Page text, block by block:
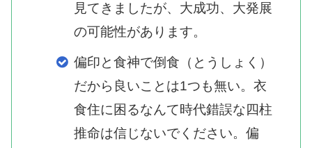
見てきましたが、大成功、大発展
の可能性があります。
偏印と食神で倒食（とうしょく）
だから良いことは1つも無い。衣
食住に困るなんて時代錯誤な四柱
推命は信じないでください。偏